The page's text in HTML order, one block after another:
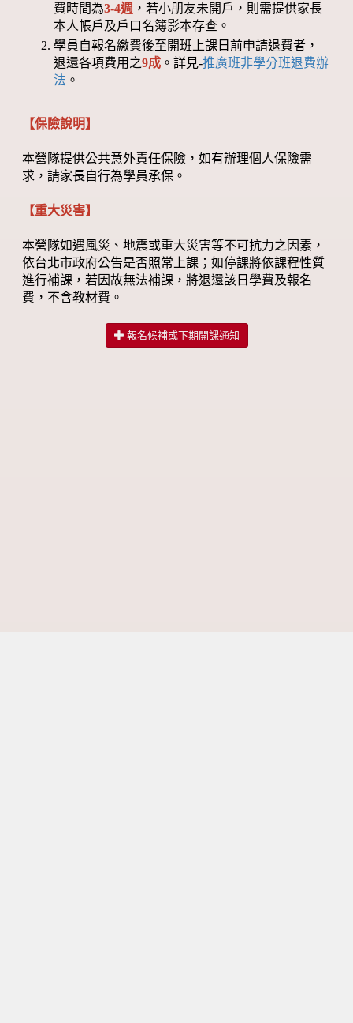
費時間為3-4週 ，若小朋友未開戶，則需提供家長
本人帳戶及戶口名簿影本存查。
學員自報名繳費後至開班上課日前申請退費者，
退還各項費用之9成 。詳見-推廣班非學分班退費辦
法 。
【保險說明】
本營隊提供公共意外責任保險，如有辦理個人保險需
求，請家長自行為學員承保。
【重大災害】
本營隊如遇風災、地震或重大災害等不可抗力之因素，
依台北市政府公告是否照常上課；如停課將依課程性質
進行補課，若因故無法補課，將退還該日學費及報名
費，不含教材費。
報名候補或下期開課通知